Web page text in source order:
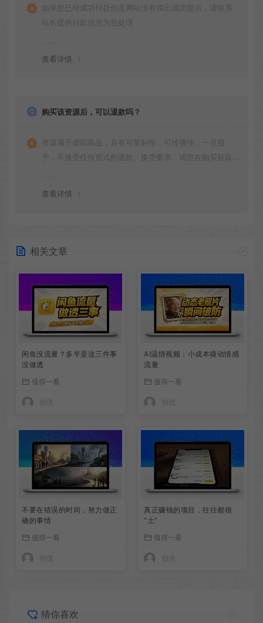
如果您已经成功付款但是网站没有弹出成功提示，请联系
站长提供付款信息为您处理
查看详情
购买该资源后，可以退款吗？
资源属于虚拟商品，具有可复制性，可传播性，一旦授
予，不接受任何形式的退款、换货要求。请您在购买获取
查看详情
相关文章
闲鱼没流量？多半是这三件事
没做透
值得一看
AI温情视频：小成本撬动情感
流量
值得一看
不要在错误的时间，努力做正
确的事情
值得一看
真正赚钱的项目，往往都很
“土”
值得一看
猜你喜欢